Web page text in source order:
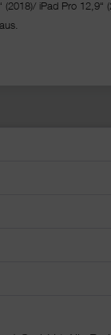
iPad Pro 12,9“